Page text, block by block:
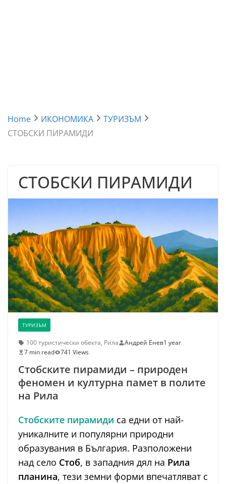
Home ИКОНОМИКА
ТУРИЗЪМ
СТОБСКИ ПИРАМИДИ
СТОБСКИ ПИРАМИДИ
ТУРИЗЪМ
100 туристически обекта, Рила Андрей Енев1 year
7 min read
741 Views
Стобските пирамиди – природен
феномен и културна памет в полите
на Рила
Стобските пирамиди са едни от най-
уникалните и популярни природни
образувания в България. Разположени
над село Стоб, в западния дял на Рила
планина, тези земни форми впечатляват с